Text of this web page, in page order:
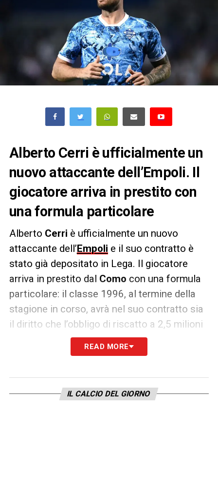
Alberto Cerri è ufficialmente un
nuovo attaccante dell’Empoli. Il
giocatore arriva in prestito con
una formula particolare
Alberto Cerri è ufficialmente un nuovo
attaccante dell’Empoli e il suo contratto è
stato già depositato in Lega. Il giocatore
arriva in prestito dal Como con una formula
particolare: il classe 1996, al termine della
stagione in corso, avrà nel suo contratto sia
il diritto che l’obbligo di riscatto a 2,5 milioni
di euro (quest’ultimo legato al
raggiungimento di particolari obiettivi, come
LA PLAYLIST DELLE NOSTRE TOP NEWS
READ MORE
IL CALCIO DEL GIORNO